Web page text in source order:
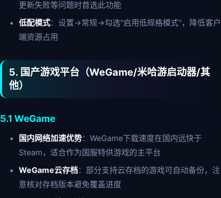
更新失败等问题时首选此功能
低配模式：设置→常规→勾选"启用低规格模式"，降低客户
端资源占用
5. 国产游戏平台（WeGame/米哈游启动器/其
他）
5.1 WeGame
国内网络加速优势：WeGame下载速度在国内远快于
Steam，适合作为国服特供游戏的主平台
WeGame云存档：部分支持云存档的游戏可自动备份，注
意核对存档版本避免覆盖进度